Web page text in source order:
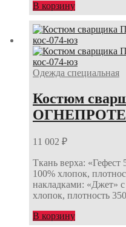
В корзину
Одежда специальная
Костюм
11 002 ₽
Ткань верха: «Гефест
100% хлопок,
накладками: «Джет»
хлопок, плотность
В корзину